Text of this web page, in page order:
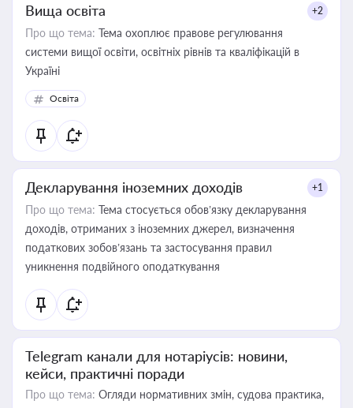
Вища освіта +2
Про що тема: Тема охоплює правове регулювання
системи вищої освіти, освітніх рівнів та кваліфікацій в
Україні
Освіта
Декларування іноземних доходів +1
Про що тема: Тема стосується обов’язку декларування
доходів, отриманих з іноземних джерел, визначення
податкових зобов’язань та застосування правил
уникнення подвійного оподаткування
Telegram канали для нотаріусів: новини,
кейси, практичні поради
Про що тема: Огляди нормативних змін, судова практика,